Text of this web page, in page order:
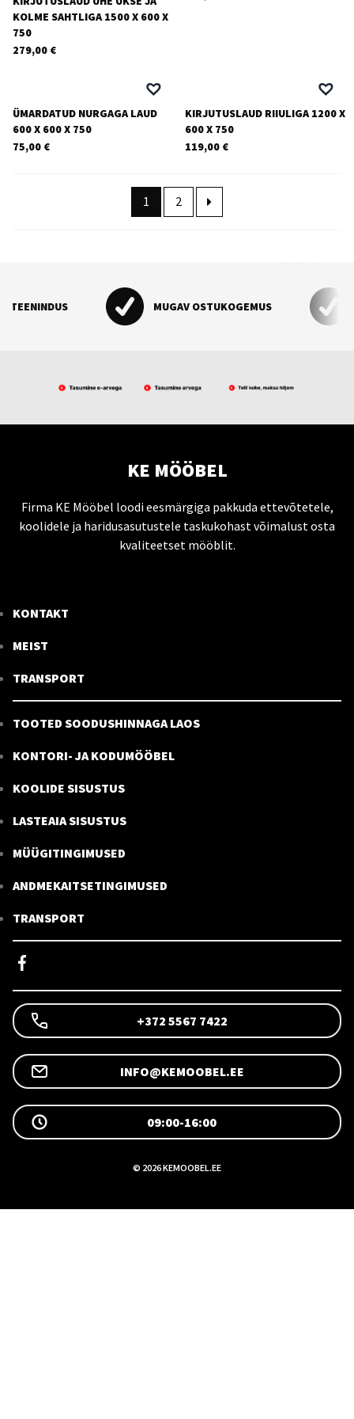
KOLME SAHTLIGA 1500 X 600 X
750
279,00 €
ÜMARDATUD NURGAGA LAUD
600 X 600 X 750
75,00 €
KIRJUTUSLAUD RIIULIGA 1200 X
600 X 750
119,00 €
1 2
MUGAV OSTUKOGEMUS
+372 5567 7422
INFO@KEMOOBEL.EE
09:00-16:00
KONTAKT
MEIST
TRANSPORT
TOOTED SOODUSHINNAGA LAOS
KONTORI- JA KODUMÖÖBEL
KOOLIDE SISUSTUS
LASTEAIA SISUSTUS
MÜÜGITINGIMUSED
ANDMEKAITSETINGIMUSED
TRANSPORT
KE MÖÖBEL
Firma KE Mööbel loodi eesmärgiga pakkuda ettevõtetele,
koolidele ja haridusasutustele taskukohast võimalust osta
kvaliteetset mööblit.
© 2026 KEMOOBEL.EE